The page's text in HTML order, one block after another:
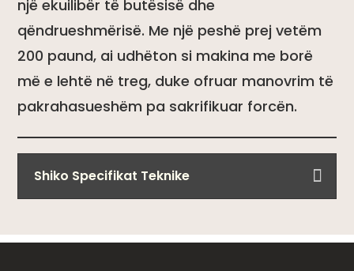
një ekuilibër të butësisë dhe
qëndrueshmërisë. Me një peshë prej vetëm
200 paund, ai udhëton si makina me borë
më e lehtë në treg, duke ofruar manovrim të
pakrahasueshëm pa sakrifikuar forcën.
Shiko Specifikat Teknike